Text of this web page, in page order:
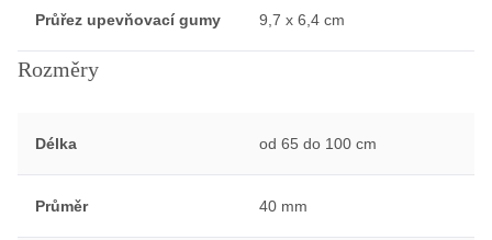
Průřez upevňovací gumy 9,7 x 6,4 cm
Rozměry
Délka od 65 do 100 cm
Průměr 40 mm